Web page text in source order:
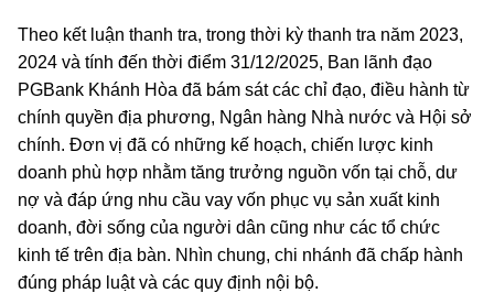
Theo kết luận thanh tra, trong thời kỳ thanh tra năm 2023,
2024 và tính đến thời điểm 31/12/2025, Ban lãnh đạo
PGBank Khánh Hòa đã bám sát các chỉ đạo, điều hành từ
chính quyền địa phương, Ngân hàng Nhà nước và Hội sở
chính. Đơn vị đã có những kế hoạch, chiến lược kinh
doanh phù hợp nhằm tăng trưởng nguồn vốn tại chỗ, dư
nợ và đáp ứng nhu cầu vay vốn phục vụ sản xuất kinh
doanh, đời sống của người dân cũng như các tổ chức
kinh tế trên địa bàn. Nhìn chung, chi nhánh đã chấp hành
đúng pháp luật và các quy định nội bộ.